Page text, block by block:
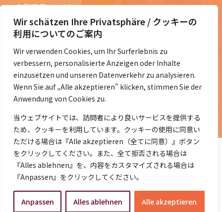
Wir schätzen Ihre Privatsphäre / クッキーの
利用についてのご案内
Wir verwenden Cookies, um Ihr Surferlebnis zu
verbessern, personalisierte Anzeigen oder Inhalte
einzusetzen und unseren Datenverkehr zu analysieren.
Wenn Sie auf „Alle akzeptieren" klicken, stimmen Sie der
Anwendung von Cookies zu.
当ウェブサイトでは、訪問者により良いサービスを提供する
ため、クッキーを利用しています。クッキーの使用に同意い
ただける場合は『Alle akzeptieren（全てに同意）』ボタン
をクリックしてください。また、全て拒否される場合は
『Alles ablehnen』を、内容をカスタマイズされる場合は
『Anpassen』をクリックしてください。
Anpassen Alles ablehnen Alle akzeptieren
会員専用ページ
ニュースレターバックナンバー
過去の講演資料
総会議事録
定款・会費規定など
コラムの紹介
コラム一覧
プライバシーポリシー｜Impressum